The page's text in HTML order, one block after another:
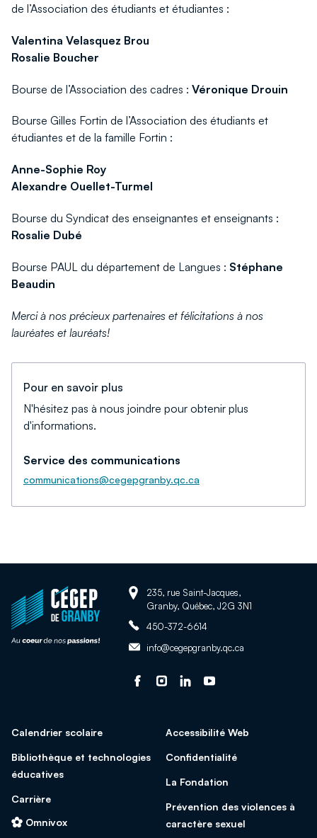
de l’Association des étudiants et étudiantes :
Valentina Velasquez Brou
Rosalie Boucher
Bourse de l’Association des cadres : Véronique Drouin
Bourse Gilles Fortin de l’Association des étudiants et
étudiantes et de la famille Fortin :
Anne-Sophie Roy
Alexandre Ouellet-Turmel
Bourse du Syndicat des enseignantes et enseignants :
Rosalie Dubé
Bourse PAUL du département de Langues : Stéphane
Beaudin
Merci à nos précieux partenaires et félicitations à nos
lauréates et lauréats!
Pour en savoir plus
N'hésitez pas à nous joindre pour obtenir plus
d'informations.
Service des communications
communications@cegepgranby.qc.ca
Retour
à
page
Adresse:235, rue Saint-Jacques,
Granby, Québec, J2G 3N1
Téléphone:
450-372-6614
Adresse
info@cegepgranby.qc.ca
Suivez-
facebook
Ce
une
fenêtre
Suivez-
Instagram
Ce
dans
une
fenêtre
Suivez-
Linked
In
Ce
dans
une
fenêtre
Suivez-
Youtube
Ce
dans
une
fenêtre
Calendrier scolaire
Bibliothèque et technologies
éducatives
Carrière
Omnivox
Accessibilité Web
Confidentialité
La Fondation
Prévention des violences à
caractère sexuel